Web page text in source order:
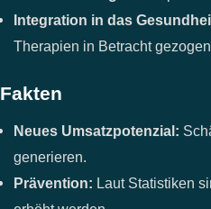
Integration in das
Therapien in Betracht gezogen
Fakten
Neues Umsatzpotenzial:
generieren.
Prävention: Laut Statistiken